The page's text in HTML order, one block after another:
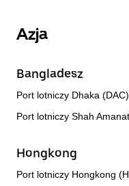
Azja
Bangladesz
Port lotniczy Dhaka (DAC)
Port lotniczy Shah
Hongkong
Port lotniczy Hongkong